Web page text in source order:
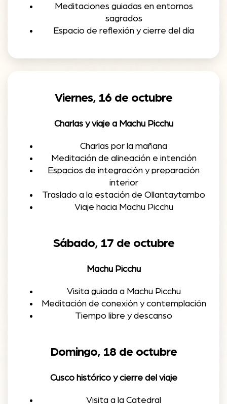
Meditaciones guiadas en entornos
sagrados
Espacio de reflexión y cierre del día
Viernes, 16 de octubre
Charlas y viaje a Machu Picchu
Charlas por la mañana
Meditación de alineación e intención
Espacios de integración y preparación
interior
Traslado a la estación de Ollantaytambo
Viaje hacia Machu Picchu
Sábado, 17 de octubre
Machu Picchu
Visita guiada a Machu Picchu
Meditación de conexión y contemplación
Tiempo libre y descanso
Domingo, 18 de octubre
Cusco histórico y cierre del viaje
Visita a la Catedral